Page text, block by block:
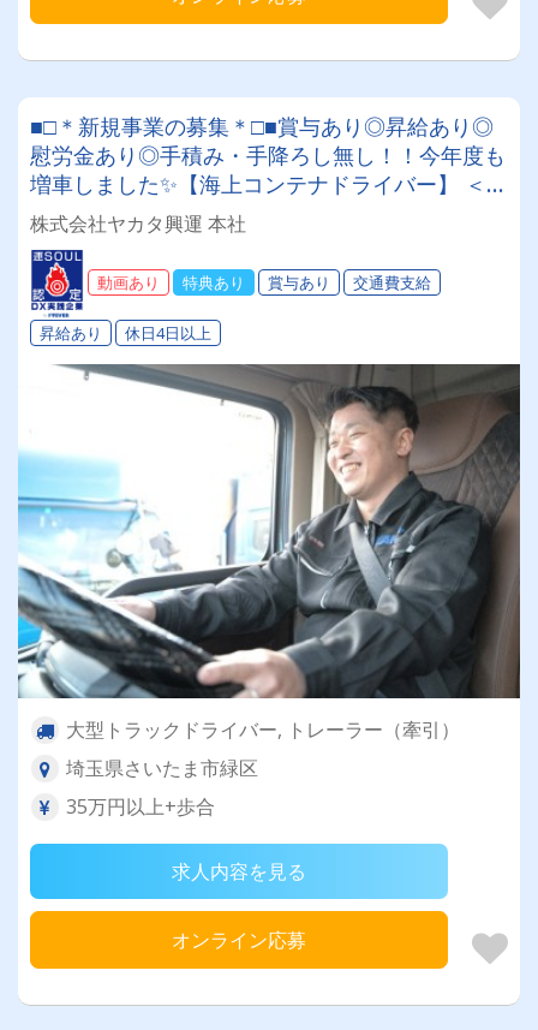
■□＊新規事業の募集＊□■賞与あり◎昇給あり◎
慰労金あり◎手積み・手降ろし無し！！今年度も
増車しました✨【海上コンテナドライバー】 ＜経
験不問／未経験者大歓迎‼＞手積みなし！力仕事
無し！！無理なく働いて月給35万円以上✨
株式会社ヤカタ興運 本社
動画あり 特典あり 賞与あり 交通費支給
昇給あり 休日4日以上
大型トラックドライバー, トレーラー（牽引）
埼玉県さいたま市緑区
35万円以上+歩合
求人内容を見る
オンライン応募